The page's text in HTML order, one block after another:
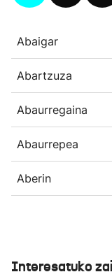
Abaigar
Abartzuza
Abaurregaina
Abaurrepea
Aberin
Interesatuko